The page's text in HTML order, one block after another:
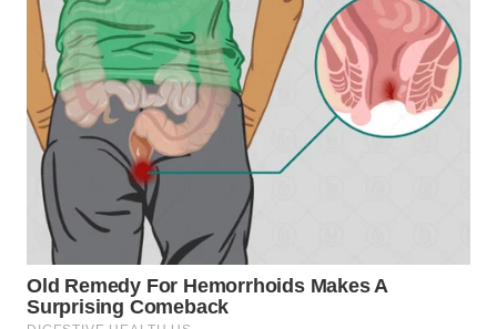
KARAWANG
WN
BEKASI
BOGOR
WN
DEPOK
WN